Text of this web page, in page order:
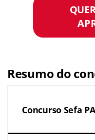
Resumo do
Concurso Sefa PA